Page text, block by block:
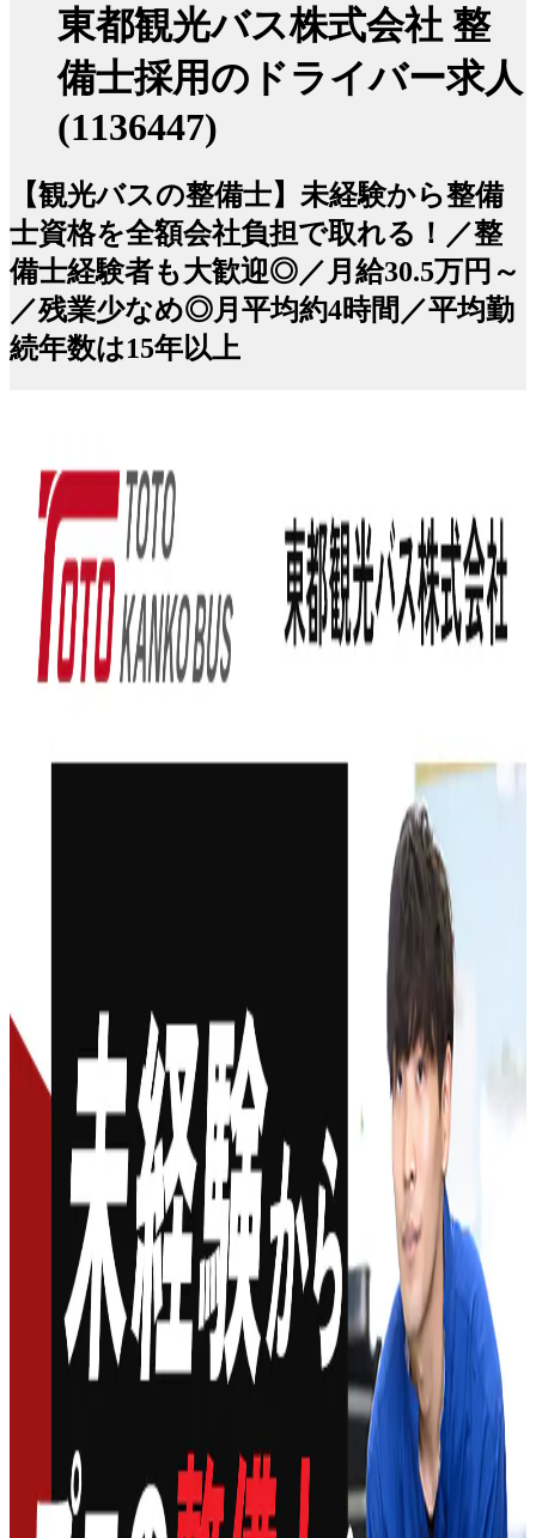
東都観光バス株式会社 整
備士採用のドライバー求人
(1136447)
【観光バスの整備士】未経験から整備
士資格を全額会社負担で取れる！／整
備士経験者も大歓迎◎／月給30.5万円～
／残業少なめ◎月平均約4時間／平均勤
続年数は15年以上